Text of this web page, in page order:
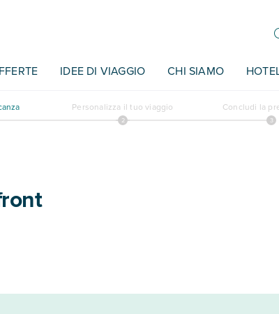
IDEE DI VIAGGIO CHI SIAMO
Personalizza il tuo viaggio Concludi la